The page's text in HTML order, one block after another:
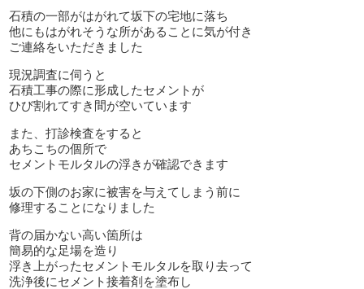
石積の一部がはがれて坂下の宅地に落ち
他にもはがれそうな所があることに気が付き
ご連絡をいただきました
現況調査に伺うと
石積工事の際に形成したセメントが
ひび割れてすき間が空いています
また、打診検査をすると
あちこちの個所で
セメントモルタルの浮きが確認できます
坂の下側のお家に被害を与えてしまう前に
修理することになりました
背の届かない高い箇所は
簡易的な足場を造り
浮き上がったセメントモルタルを取り去って
洗浄後にセメント接着剤を塗布し